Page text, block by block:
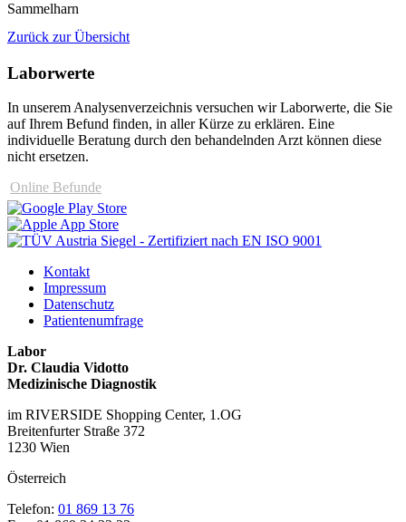
Sammelharn
Zurück zur Übersicht
Laborwerte
In unserem Analysen­verzeichnis versuchen wir Laborwerte, die Sie
auf Ihrem Befund finden, in aller Kürze zu erklären. Eine
individuelle Beratung durch den behandelnden Arzt können diese
nicht ersetzen.
Online Befunde
Kontakt
Impressum
Datenschutz
Patientenumfrage
Labor
Dr. Claudia Vidotto
Medizinische Diagnostik
im RIVERSIDE Shopping Center, 1.OG
Breitenfurter Straße 372
1230 Wien
Österreich
Telefon: 01 869 13 76